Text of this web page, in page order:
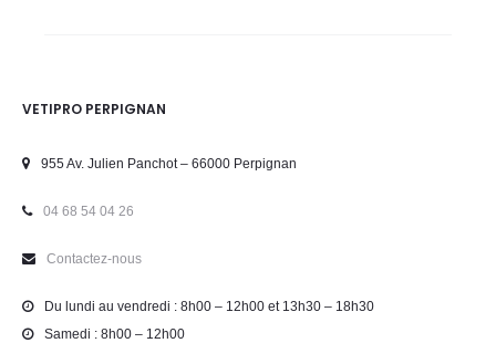
VETIPRO PERPIGNAN
955 Av. Julien Panchot – 66000 Perpignan
04 68 54 04 26
Contactez-nous
Du lundi au vendredi : 8h00 – 12h00 et 13h30 – 18h30
Samedi : 8h00 – 12h00